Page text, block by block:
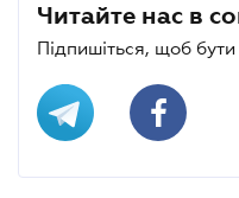
Читайте нас в
Підпишіться, щоб бути